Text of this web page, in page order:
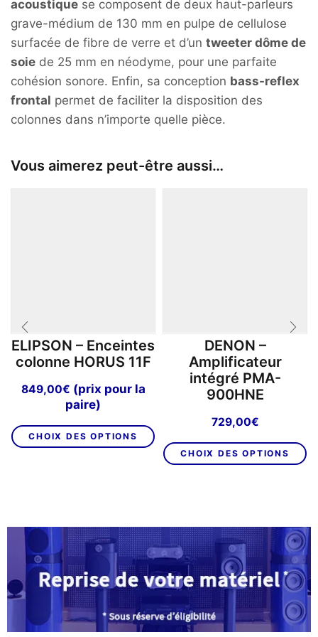
acoustique se composent de deux haut-parleurs
grave-médium de 130 mm en pulpe de cellulose
surfacée de fibre de verre et d’un tweeter dôme de
soie de 25 mm en néodyme, pour une parfaite
cohésion sonore. Enfin, sa conception bass-reflex
frontal permet de faciliter la disposition des
colonnes dans n’importe quelle pièce.
Vous aimerez peut-être aussi…
ELIPSON – Enceintes
colonne HORUS 11F
849,00€ (prix pour la
paire)
CHOIX DES OPTIONS
produit
options
peuvent
être
choisies
sur
la
page
DENON –
Amplificateur
intégré PMA-
900HNE
729,00€
CHOIX DES OPTIONS
la